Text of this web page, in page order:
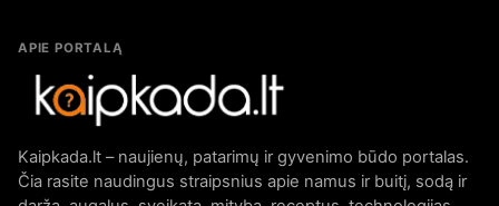
APIE PORTALĄ
Kaipkada.lt – naujienų, patarimų ir gyvenimo būdo portalas.
Čia rasite naudingus straipsnius apie namus ir buitį, sodą ir